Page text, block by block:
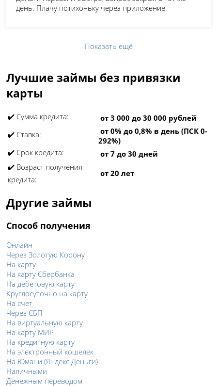
день. Плачу потихоньку через приложение.
Показать ещё
Лучшие займы без привязки
карты
✔️ Сумма кредита:
от 3 000 до 30 000 рублей
✔️ Ставка:
от 0% до 0,8% в день (ПСК 0-
292%)
✔️ Срок кредита:
от 7 до 30 дней
✔️ Возраст получения
кредита:
от 20 лет
Другие займы
Способ получения
Онлайн
Через Золотую Корону
На карту
На карту Сбербанка
На дебетовую карту
Круглосуточно на карту
На счет
Через СБП
На виртуальную карту
На карту МИР
На кредитную карту
На электронный кошелек
На Юмани (Яндекс Деньги)
Наличными
Денежным переводом